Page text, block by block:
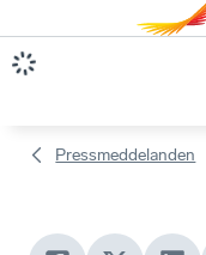
Pressmeddelanden